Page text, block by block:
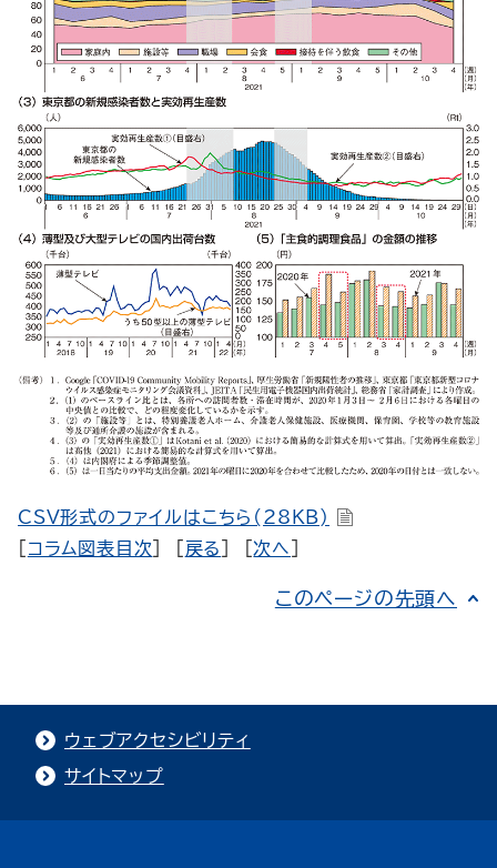
CSV形式のファイルはこちら(28KB)
コラム図表目次 戻る ] [次へ
このページの先頭へ
ウェブアクセシビリティ
サイトマップ